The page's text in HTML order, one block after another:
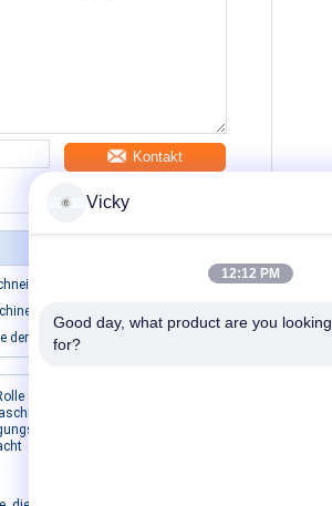
Kontakt
des Abschminktuch-6.8KW
der Toiletten-50Hz
380V
Vicky
12:12 PM
Good day, what product are you looking
for?